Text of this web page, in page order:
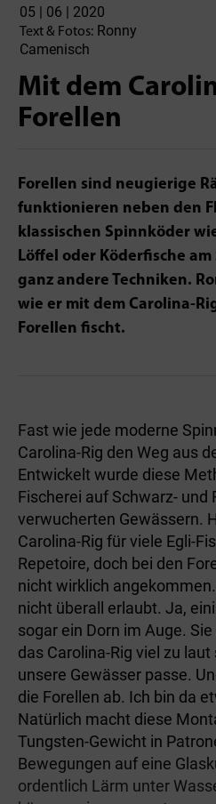
05 | 06 | 2020
Text & Fotos: Ronny
Camenisch
Mit dem
Forellen
Forellen sind neugierige
funktionieren neben den
klassischen Spinn­köder
Löffel oder Köderfische
ganz andere Techniken.
wie er mit dem Carolina-
Forellen fischt.
Fast wie jede moderne
Carolina-Rig den Weg aus
Entwickelt wurde diese
Fischerei auf Schwarz- und
verwucherten Gewässern.
Carolina-Rig für viele Egli-
Repetoire, doch bei den
nicht wirklich
nicht überall erlaubt. Ja,
sogar ein Dorn im Auge.
das Carolina-Rig viel zu
unsere Gewässer passe.
die Forellen ab. Ich bin da
Natürlich macht diese
Tungsten-Gewicht in
Bewegungen auf eine
ordentlich Lärm unter